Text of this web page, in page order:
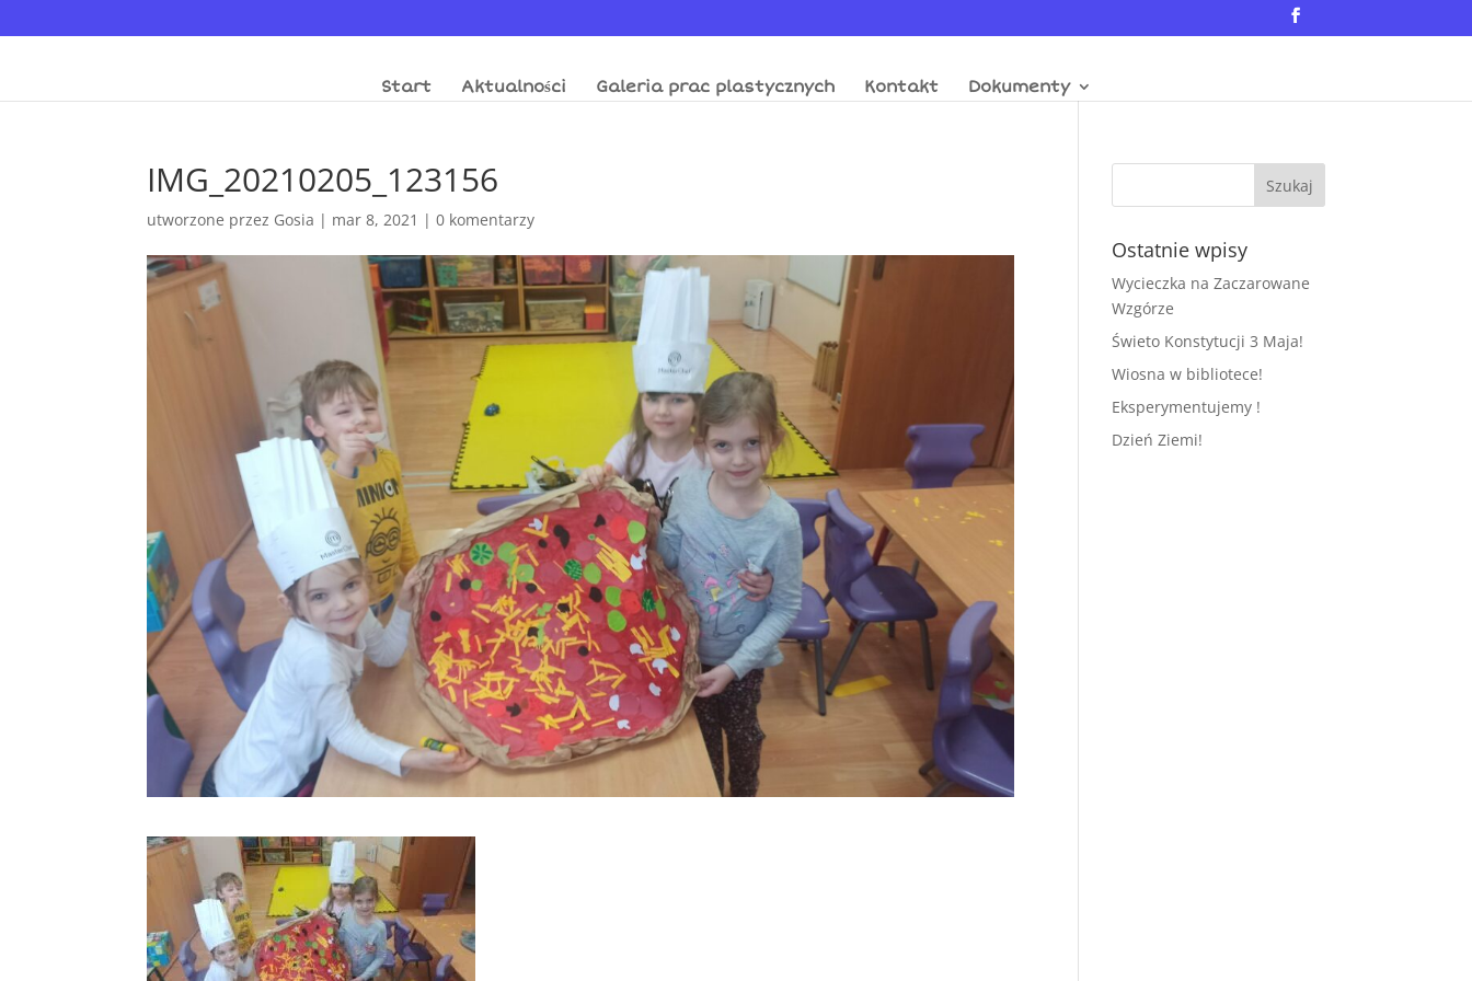
Start Aktualności Galeria prac plastycznych Kontakt Dokumenty
IMG_20210205_123156
utworzone przez Gosia | mar 8, 2021 |0 komentarzy
Ostatnie wpisy
Wycieczka na Zaczarowane
Wzgórze
Świeto Konstytucji 3 Maja!
Wiosna w bibliotece!
Eksperymentujemy !
Dzień Ziemi!